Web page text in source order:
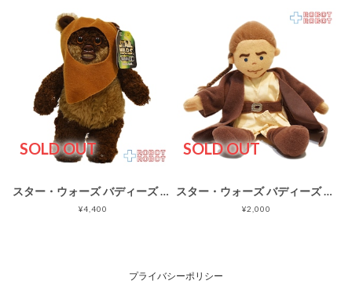
SOLD OUT
スター・ウォーズ バディーズ ウィケット・イウォーク ビーニーぬいぐるみ人形
¥4,400
SOLD OUT
スター・ウォーズ バディーズ オビ=ワン・ケノービ ビーニーぬいぐるみ
¥2,000
プライバシーポリシー